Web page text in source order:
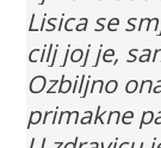
Lisica se
cilj joj je,
Ozbiljno
primakne